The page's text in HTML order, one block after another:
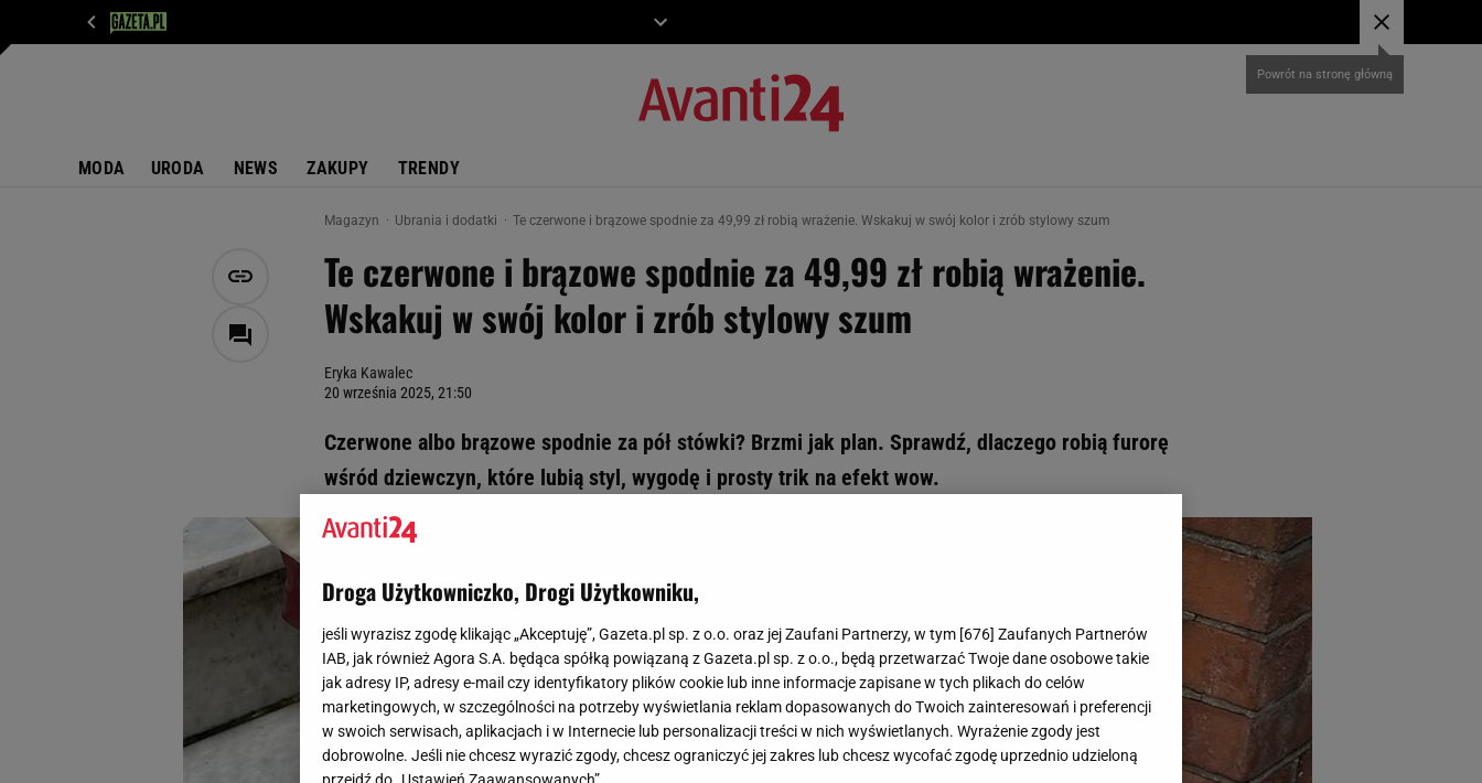
MODA URODA NEWS ZAKUPY TRENDY
Magazyn Ubrania i dodatki Te czerwone i brązowe spodnie za 49,99 zł robią wrażenie. Wskakuj w swój kolor i zrób stylowy szum
Te czerwone i brązowe spodnie za 49,99 zł robią wrażenie.
Wskakuj w swój kolor i zrób stylowy szum
Eryka Kawalec
20 września 2025, 21:50
Czerwone albo brązowe spodnie za pół stówki? Brzmi jak plan. Sprawdź, dlaczego robią furorę
wśród dziewczyn, które lubią styl, wygodę i prosty trik na efekt wow.
Droga Użytkowniczko, Drogi Użytkowniku,
jeśli wyrazisz zgodę klikając „Akceptuję”, Gazeta.pl sp. z o.o. oraz jej Zaufani Partnerzy, w tym [676] Zaufanych Partnerów
IAB, jak również Agora S.A. będąca spółką powiązaną z Gazeta.pl sp. z o.o., będą przetwarzać Twoje dane osobowe takie
jak adresy IP, adresy e-mail czy identyfikatory plików cookie lub inne informacje zapisane w tych plikach do celów
marketingowych, w szczególności na potrzeby wyświetlania reklam dopasowanych do Twoich zainteresowań i preferencji
w swoich serwisach, aplikacjach i w Internecie lub personalizacji treści w nich wyświetlanych. Wyrażenie zgody jest
dobrowolne. Jeśli nie chcesz wyrazić zgody, chcesz ograniczyć jej zakres lub chcesz wycofać zgodę uprzednio udzieloną